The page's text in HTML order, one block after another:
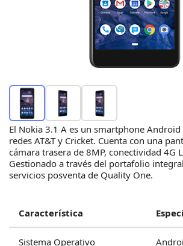
El Nokia 3.1 A es un smartphone
redes AT&T y Cricket. Cuenta con una
cámara trasera de 8MP, conectividad 4G
Gestionado a través del portafolio
servicios posventa de Quality One.
Característica
Sistema Operativo